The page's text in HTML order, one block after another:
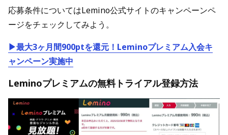
応募条件についてはLemino公式サイトのキャンペーンペ
ージをチェックしてみよう。
▶最大3ヶ月間900ptを還元！Leminoプレミアム入会キ
ャンペーン実施中
Leminoプレミアムの無料トライアル登録方法